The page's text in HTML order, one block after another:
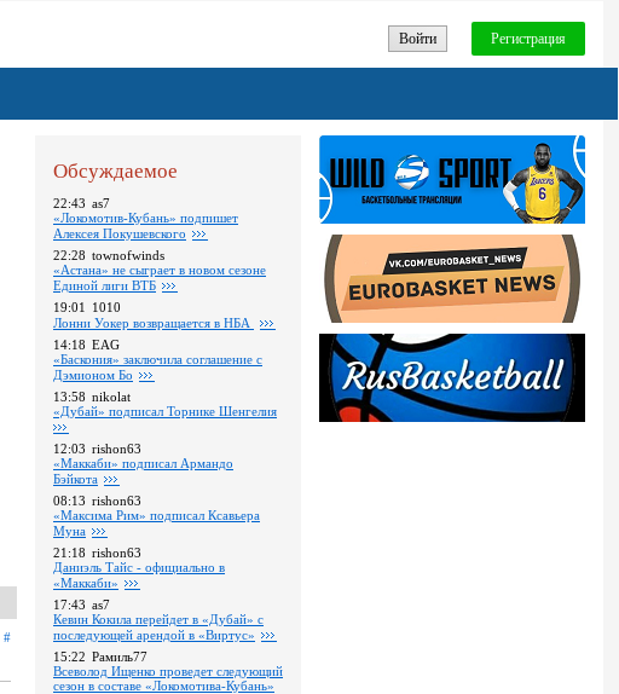
Войти Регистрация
#
Обсуждаемое
22:43 as7
«Локомотив-Кубань» подпишет
Алексея Покушевского
22:28 townofwinds
«Астана» не сыграет в новом сезоне
Единой лиги ВТБ
19:01
1010
Лонни Уокер возвращается в НБА
14:18 EAG
«Баскония» заключила соглашение с
Дэмионом Бо
13:58 nikolat
«Дубай» подписал Торнике Шенгелия
12:03 rishon63
«Маккаби» подписал Армандо
Бэйкота
08:13 rishon63
«Максима Рим» подписал Ксавьера
Муна
21:18 rishon63
Даниэль Тайс - официально в
«Маккаби»
17:43 as7
Кевин Кокила перейдет в «Дубай» с
последующей арендой в «Виртус»
15:22 Рамиль77
Всеволод Ищенко проведет следующий
сезон в составе «Локомотива-Кубань»